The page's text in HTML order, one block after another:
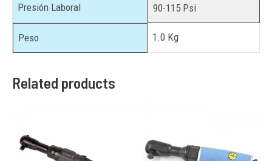
Presión Laboral 90-115 Psi
Peso 1.0 Kg
Related products